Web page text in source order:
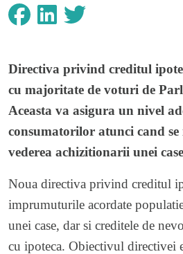
Directiva privind creditul
cu majoritate de voturi de
Aceasta va asigura un nivel
consumatorilor atunci cand
vederea achizitionarii unei
Noua directiva privind creditul
imprumuturile acordate
unei case, dar si creditele de
cu ipoteca. Obiectivul directivei